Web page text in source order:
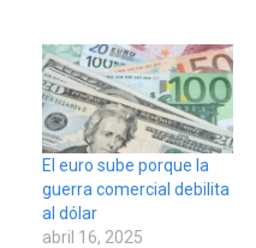
El euro sube porque la
guerra comercial debilita
al dólar
abril 16, 2025